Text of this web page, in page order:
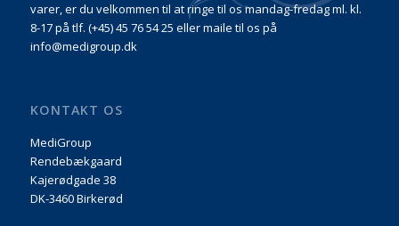
varer, er du velkommen til at ringe til os mandag-fredag ml. kl.
8-17 på tlf. (+45) 45 76 54 25 eller maile til os på
info@medigroup.dk
KONTAKT OS
MediGroup
Rendebækgaard
Kajerødgade 38
DK-3460 Birkerød